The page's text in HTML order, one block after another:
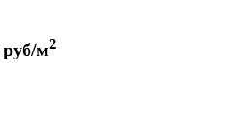
руб/м2